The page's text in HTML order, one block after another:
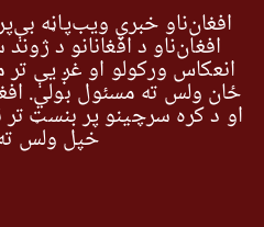
افغان‌ناو خبري ویب‌پاڼه
افغان‌ناو د افغانانو د
انعکاس ورکولو او غږ یې
ځان ولس ته مسئول بولي.
او د کره سرچینو پر بنسټ
خپل ولس